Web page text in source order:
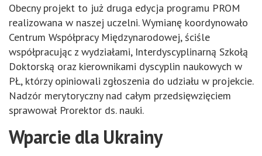
Obecny projekt to już druga edycja programu PROM
realizowana w naszej uczelni. Wymianę koordynowało
Centrum Współpracy Międzynarodowej, ściśle
współpracując z wydziałami, Interdyscyplinarną Szkołą
Doktorską oraz kierownikami dyscyplin naukowych w
PŁ, którzy opiniowali zgłoszenia do udziału w projekcie.
Nadzór merytoryczny nad całym przedsięwzięciem
sprawował Prorektor ds. nauki.
Wparcie dla Ukrainy